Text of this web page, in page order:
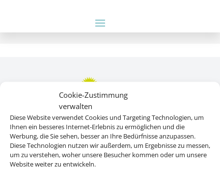
Cookie-Zustimmung
verwalten
Diese Website verwendet Cookies und Targeting Technologien, um
Ihnen ein besseres Internet-Erlebnis zu ermöglichen und die
Werbung, die Sie sehen, besser an Ihre Bedürfnisse anzupassen.
Diese Technologien nutzen wir außerdem, um Ergebnisse zu messen,
um zu verstehen, woher unsere Besucher kommen oder um unsere
Website weiter zu entwickeln.
Rechtliche Informationen